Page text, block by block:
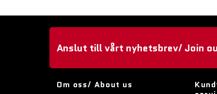
Anslut till vårt nyhetsbrev/ Join
Om oss/ About us